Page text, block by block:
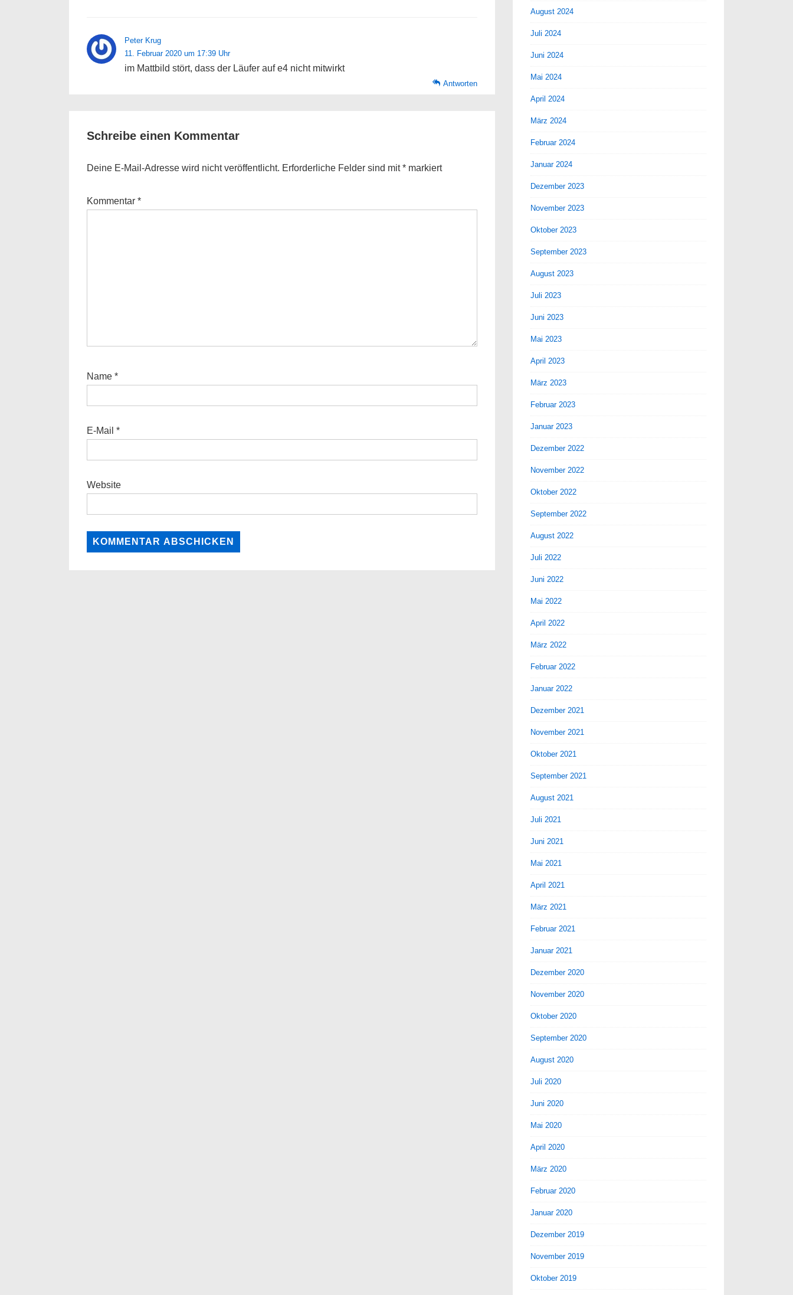
Peter Krug
11. Februar 2020 um 17:39 Uhr
im Mattbild stört, dass der Läufer auf e4 nicht mitwirkt
Antworten
Schreibe einen Kommentar
Deine E-Mail-Adresse wird nicht veröffentlicht. Erforderliche Felder sind mit* markiert
Kommentar *
Name *
E-Mail *
Website
August 2024
Juli 2024
Juni 2024
Mai 2024
April 2024
März 2024
Februar 2024
Januar 2024
Dezember 2023
November 2023
Oktober 2023
September 2023
August 2023
Juli 2023
Juni 2023
Mai 2023
April 2023
März 2023
Februar 2023
Januar 2023
Dezember 2022
November 2022
Oktober 2022
September 2022
August 2022
Juli 2022
Juni 2022
Mai 2022
April 2022
März 2022
Februar 2022
Januar 2022
Dezember 2021
November 2021
Oktober 2021
September 2021
August 2021
Juli 2021
Juni 2021
Mai 2021
April 2021
März 2021
Februar 2021
Januar 2021
Dezember 2020
November 2020
Oktober 2020
September 2020
August 2020
Juli 2020
Juni 2020
Mai 2020
April 2020
März 2020
Februar 2020
Januar 2020
Dezember 2019
November 2019
Oktober 2019